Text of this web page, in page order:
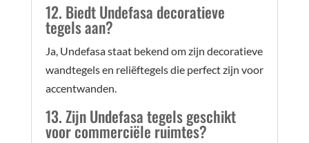
12. Biedt Undefasa decoratieve
tegels aan?
Ja, Undefasa staat bekend om zijn decoratieve
wandtegels en reliëftegels die perfect zijn voor
accentwanden.
13. Zijn Undefasa tegels geschikt
voor commerciële ruimtes?